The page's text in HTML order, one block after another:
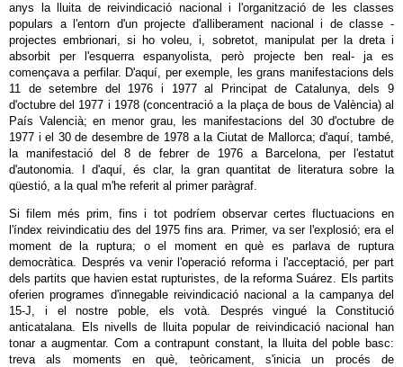
anys la lluita de reivindicació nacional i l'organització de les classes
populars a l'entorn d'un projecte d'alliberament nacional i de classe -
projectes embrionari, si ho voleu, i, sobretot, manipulat per la dreta i
absorbit per l'esquerra espanyolista, però projecte ben real- ja es
començava a perfilar. D'aquí, per exemple, les grans manifestacions dels
11 de setembre del 1976 i 1977 al Principat de Catalunya, dels 9
d'octubre del 1977 i 1978 (concentració a la plaça de bous de València) al
País Valencià; en menor grau, les manifestacions del 30 d'octubre de
1977 i el 30 de desembre de 1978 a la Ciutat de Mallorca; d'aquí, també,
la manifestació del 8 de febrer de 1976 a Barcelona, per l'estatut
d'autonomia. I d'aquí, és clar, la gran quantitat de literatura sobre la
qüestió, a la qual m'he referit al primer paràgraf.
Si filem més prim, fins i tot podríem observar certes fluctuacions en
l'índex reivindicatiu des del 1975 fins ara. Primer, va ser l'explosió; era el
moment de la ruptura; o el moment en què es parlava de ruptura
democràtica. Després va venir l'operació reforma i l'acceptació, per part
dels partits que havien estat rupturistes, de la reforma Suárez. Els partits
oferien programes d'innegable reivindicació nacional a la campanya del
15-J, i el nostre poble, els votà. Després vingué la Constitució
anticatalana. Els nivells de lluita popular de reivindicació nacional han
tonar a augmentar. Com a contrapunt constant, la lluita del poble basc:
treva als moments en què, teòricament, s'inicia un procés de